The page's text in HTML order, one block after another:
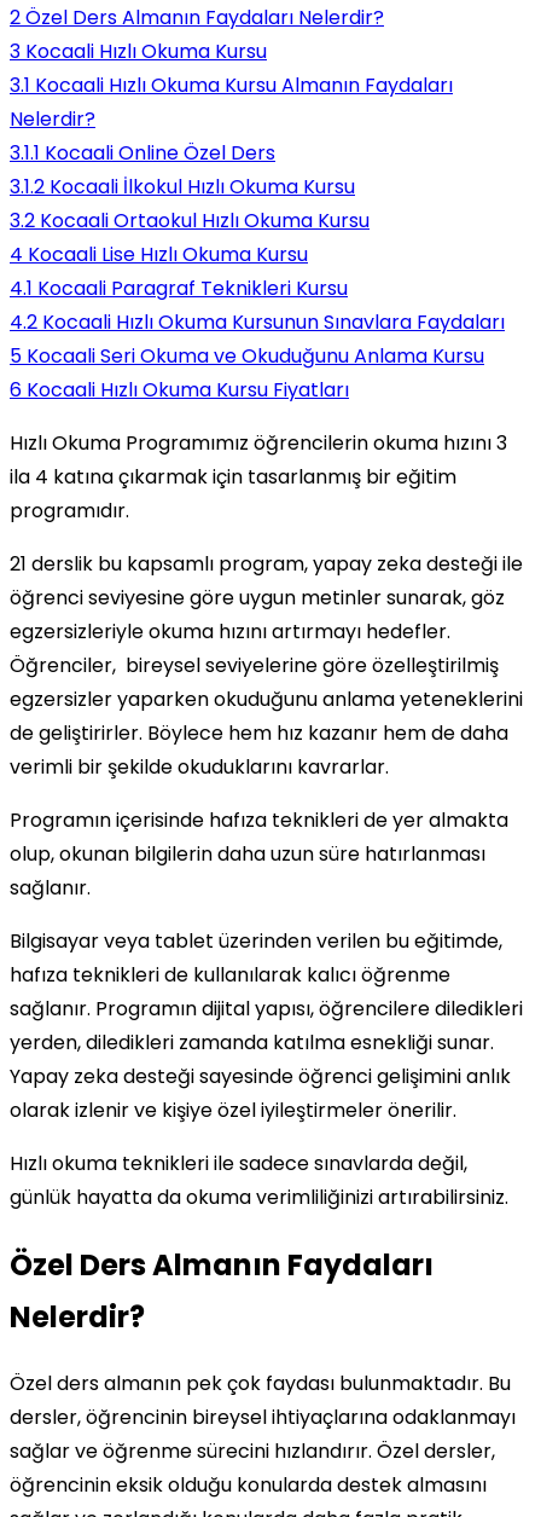
2Özel Ders Almanın Faydaları Nelerdir?
3 Kocaali Hızlı Okuma Kursu
3.1 Kocaali Hızlı Okuma Kursu Almanın Faydaları
Nelerdir?
3.1.1 Kocaali Online Özel Ders
3.1.2 Kocaali İlkokul Hızlı Okuma Kursu
3.2 Kocaali Ortaokul Hızlı Okuma Kursu
4 Kocaali Lise Hızlı Okuma Kursu
4.1 Kocaali Paragraf Teknikleri Kursu
4.2 Kocaali Hızlı Okuma Kursunun Sınavlara Faydaları
5 Kocaali Seri Okuma ve Okuduğunu Anlama Kursu
6 Kocaali Hızlı Okuma Kursu Fiyatları
Hızlı Okuma Programımız öğrencilerin okuma hızını 3
ila 4 katına çıkarmak için tasarlanmış bir eğitim
programıdır.
21 derslik bu kapsamlı program, yapay zeka desteği ile
öğrenci seviyesine göre uygun metinler sunarak, göz
egzersizleriyle okuma hızını artırmayı hedefler.
Öğrenciler, bireysel seviyelerine göre özelleştirilmiş
egzersizler yaparken okuduğunu anlama yeteneklerini
de geliştirirler. Böylece hem hız kazanır hem de daha
verimli bir şekilde okuduklarını kavrarlar.
Programın içerisinde hafıza teknikleri de yer almakta
olup, okunan bilgilerin daha uzun süre hatırlanması
sağlanır.
Bilgisayar veya tablet üzerinden verilen bu eğitimde,
hafıza teknikleri de kullanılarak kalıcı öğrenme
sağlanır. Programın dijital yapısı, öğrencilere diledikleri
yerden, diledikleri zamanda katılma esnekliği sunar.
Yapay zeka desteği sayesinde öğrenci gelişimini anlık
olarak izlenir ve kişiye özel iyileştirmeler önerilir.
Hızlı okuma teknikleri ile sadece sınavlarda değil,
günlük hayatta da okuma verimliliğinizi artırabilirsiniz.
Özel Ders Almanın Faydaları
Nelerdir?
Özel ders almanın pek çok faydası bulunmaktadır. Bu
dersler, öğrencinin bireysel ihtiyaçlarına odaklanmayı
sağlar ve öğrenme sürecini hızlandırır. Özel dersler,
öğrencinin eksik olduğu konularda destek almasını